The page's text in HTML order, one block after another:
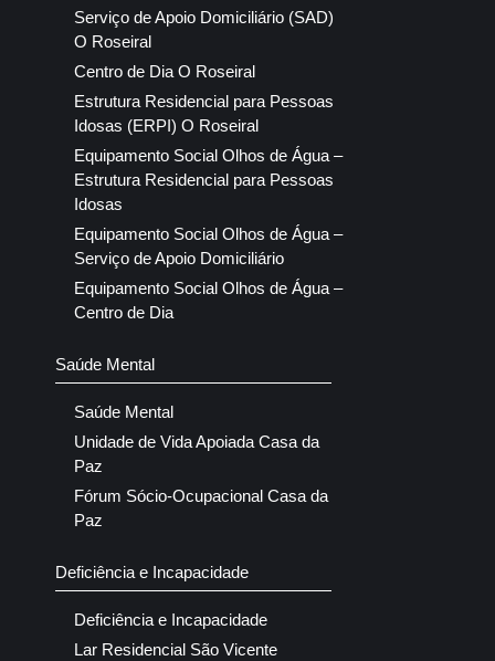
Serviço de Apoio Domiciliário (SAD)
O Roseiral
Centro de Dia O Roseiral
Estrutura Residencial para Pessoas
Idosas (ERPI) O Roseiral
Equipamento Social Olhos de Água –
Estrutura Residencial para Pessoas
Idosas
Equipamento Social Olhos de Água –
Serviço de Apoio Domiciliário
Equipamento Social Olhos de Água –
Centro de Dia
Saúde Mental
Saúde Mental
Unidade de Vida Apoiada Casa da
Paz
Fórum Sócio-Ocupacional Casa da
Paz
Deficiência e Incapacidade
Deficiência e Incapacidade
Lar Residencial São Vicente